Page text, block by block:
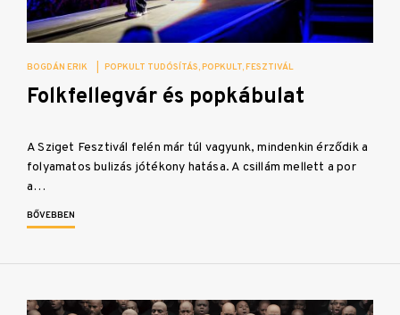
BOGDÁN ERIK POPKULT TUDÓSÍTÁS POPKULT FESZTIVÁL
Folkfellegvár és popkábulat
A Sziget Fesztivál felén már túl vagyunk, mindenkin érződik a
folyamatos bulizás jótékony hatása. A csillám mellett a por
a…
BŐVEBBEN